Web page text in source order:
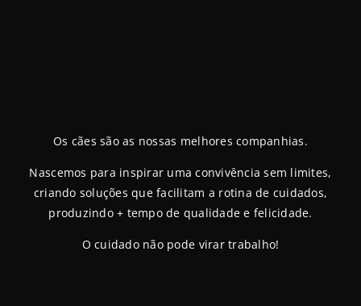
Os cães são as nossas melhores companhias.
Nascemos para inspirar uma convivência sem limites,
criando soluções que facilitam a rotina de cuidados,
produzindo + tempo de qualidade e felicidade.
O cuidado não pode virar trabalho!